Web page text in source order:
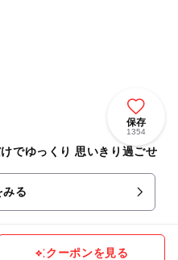
保存
1354
でゆっくり 思いきり過ごせ
みる
クーポンを見る